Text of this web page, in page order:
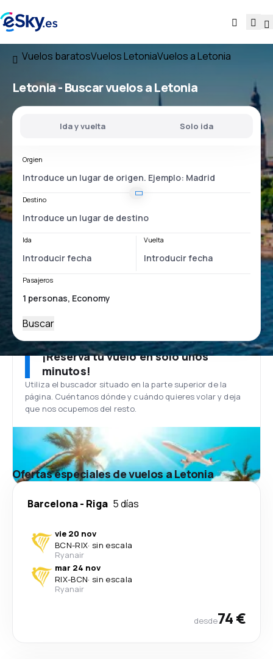
Vuelos baratosVuelos LetoniaVuelos a Letonia
Letonia - Buscar vuelos a Letonia
Ida y vuelta Solo ida
Orgien
Destino
Ida Vuelta
Pasajeros
Buscar
¡Reserva tu vuelo en solo unos
minutos!
Utiliza el buscador situado en la parte superior de la
página. Cuéntanos dónde y cuándo quieres volar y deja
que nos ocupemos del resto.
Ofertas especiales de vuelos a Letonia
Barcelona- Riga 5 días
vie 20 nov
BCN-RIX· sin escala
Ryanair
mar 24 nov
RIX-BCN· sin escala
Ryanair
desde74 €